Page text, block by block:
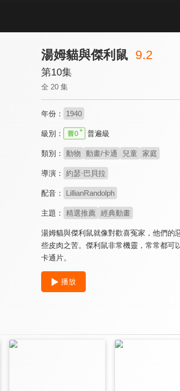
湯姆貓與傑利鼠 9.2
第10集
全 20 集
年份： 1940
級別： 普遍級
類別： 動物 動畫/卡通 兒童 家庭
導演： 約瑟·巴貝拉
配音： LillianRandolph
主題： 精選推薦 經典動畫
湯姆貓與傑利鼠就像對歡喜冤家，他們的
些皮肉之苦。傑利鼠非常機靈，常常都可
卡通片。
播放